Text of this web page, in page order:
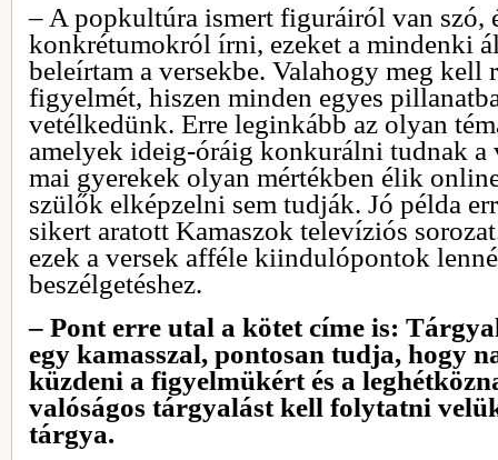
– A popkultúra ismert figuráiról van szó,
konkrétumokról írni, ezeket a mindenki
beleírtam a versekbe. Valahogy meg kell
figyelmét, hiszen minden egyes
vetélkedünk. Erre leginkább az olyan
amelyek ideig-óráig konkurálni tudnak
mai gyerekek olyan mértékben élik
szülők elképzelni sem tudják. Jó példa
sikert aratott Kamaszok televíziós
ezek a versek afféle kiindulópontok
beszélgetéshez.
– Pont erre utal a kötet címe is:
egy kamasszal, pontosan tudja, hogy
küzdeni a figyelmükért és a
valóságos tárgyalást kell folytatni
tárgya.